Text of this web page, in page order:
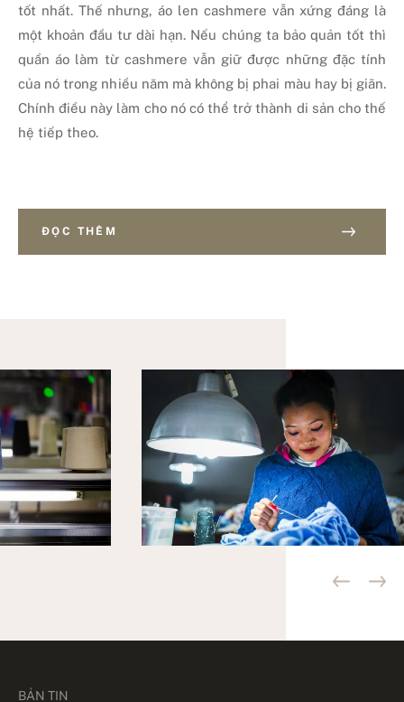
tốt nhất. Thế nhưng, áo len cashmere vẫn xứng đáng là
một khoản đầu tư dài hạn. Nếu chúng ta bảo quản tốt thì
quần áo làm từ cashmere vẫn giữ được những đặc tính
của nó trong nhiều năm mà không bị phai màu hay bị giãn.
Chính điều này làm cho nó có thể trở thành di sản cho thế
hệ tiếp theo.
ĐỌC THÊM
BẢN TIN